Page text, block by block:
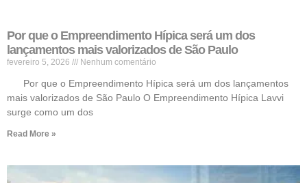
Por que o Empreendimento Hípica será um dos
lançamentos mais valorizados de São Paulo
fevereiro 5, 2026 Nenhum comentário
Por que o Empreendimento Hípica será um dos lançamentos
mais valorizados de São Paulo O Empreendimento Hípica Lavvi
surge como um dos
Read More »